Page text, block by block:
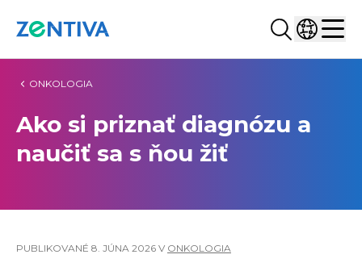
Hľadať...
Vyberte
ONKOLOGIA
Ako si priznať diagnózu a
naučiť sa s ňou žiť
PUBLIKOVANÉ 8. JÚNA 2026 V ONKOLOGIA